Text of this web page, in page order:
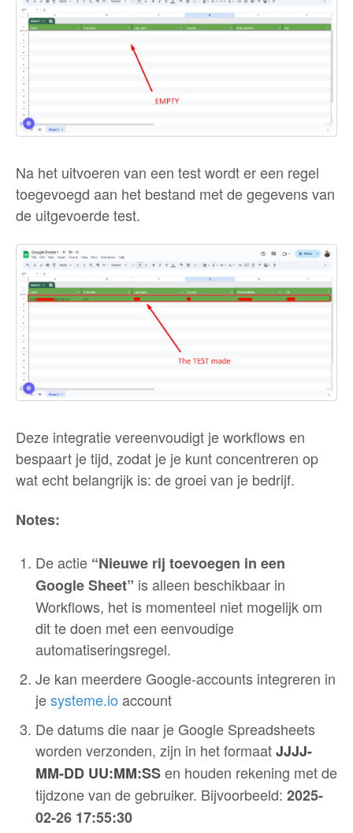
Na het uitvoeren van een test wordt er een regel
toegevoegd aan het bestand met de gegevens van
de uitgevoerde test.
Deze integratie vereenvoudigt je workflows en
bespaart je tijd, zodat je je kunt concentreren op
wat echt belangrijk is: de groei van je bedrijf.
Notes:
De actie “Nieuwe rij toevoegen in een
Google Sheet” is alleen beschikbaar in
Workflows, het is momenteel niet mogelijk om
dit te doen met een eenvoudige
automatiseringsregel.
Je kan meerdere Google-accounts integreren in
jesysteme.io account
De datums die naar je Google Spreadsheets
worden verzonden, zijn in het formaatJJJJ-
MM-DD UU:MM:SSen houden rekening met de
tijdzone van de gebruiker. Bijvoorbeeld: 2025-
02-26 17:55:30